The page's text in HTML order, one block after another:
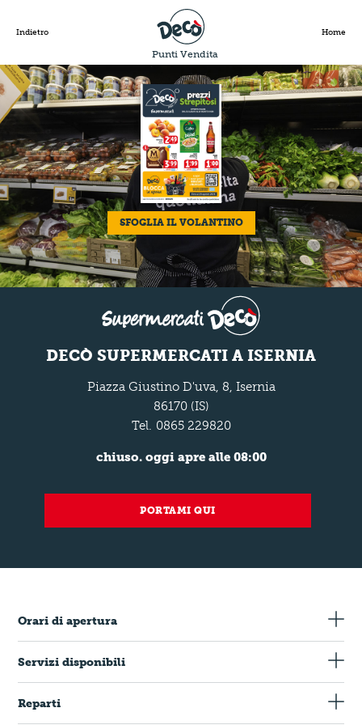
Indietro
Punti Vendita
Home
SFOGLIA IL VOLANTINO
DECÒ SUPERMERCATI A ISERNIA
Piazza Giustino D'uva, 8, Isernia
86170 (IS)
Tel. 0865 229820
chiuso. oggi apre alle 08:00
PORTAMI QUI
Orari di apertura
Servizi disponibili
Carte di Credito
Reparti